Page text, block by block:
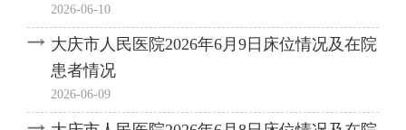
2026-06-10
大庆市人民医院2026年6月9日床位情况及在院
患者情况
2026-06-09